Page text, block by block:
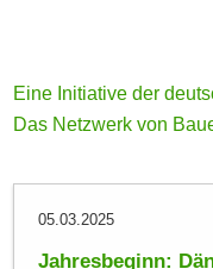
Eine Initiative der
Das Netzwerk von
05.03.2025
Jahresbeginn: